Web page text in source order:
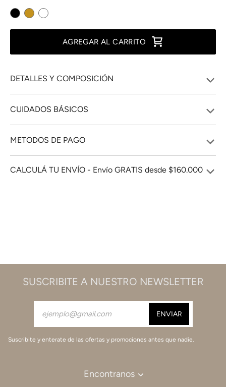
AGREGAR AL CARRITO
DETALLES Y COMPOSICIÓN
CUIDADOS BÁSICOS
METODOS DE PAGO
CALCULÁ TU ENVÍO - Envío GRATIS desde $160.000
SUSCRIBITE A NUESTRO NEWSLETTER
Suscribite y enterate de las ofertas y promociones antes que nadie.
Encontranos